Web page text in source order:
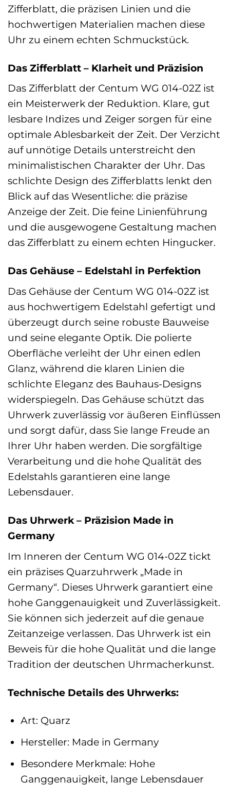
Zifferblatt, die präzisen Linien und die
hochwertigen Materialien machen diese
Uhr zu einem echten Schmuckstück.
Das Zifferblatt – Klarheit und Präzision
Das Zifferblatt der Centum WG 014-02Z ist
ein Meisterwerk der Reduktion. Klare, gut
lesbare Indizes und Zeiger sorgen für eine
optimale Ablesbarkeit der Zeit. Der Verzicht
auf unnötige Details unterstreicht den
minimalistischen Charakter der Uhr. Das
schlichte Design des Zifferblatts lenkt den
Blick auf das Wesentliche: die präzise
Anzeige der Zeit. Die feine Linienführung
und die ausgewogene Gestaltung machen
das Zifferblatt zu einem echten Hingucker.
Das Gehäuse – Edelstahl in Perfektion
Das Gehäuse der Centum WG 014-02Z ist
aus hochwertigem Edelstahl gefertigt und
überzeugt durch seine robuste Bauweise
und seine elegante Optik. Die polierte
Oberfläche verleiht der Uhr einen edlen
Glanz, während die klaren Linien die
schlichte Eleganz des Bauhaus-Designs
widerspiegeln. Das Gehäuse schützt das
Uhrwerk zuverlässig vor äußeren Einflüssen
und sorgt dafür, dass Sie lange Freude an
Ihrer Uhr haben werden. Die sorgfältige
Verarbeitung und die hohe Qualität des
Edelstahls garantieren eine lange
Lebensdauer.
Das Uhrwerk – Präzision Made in
Germany
Im Inneren der Centum WG 014-02Z tickt
ein präzises Quarzuhrwerk „Made in
Germany“. Dieses Uhrwerk garantiert eine
hohe Ganggenauigkeit und Zuverlässigkeit.
Sie können sich jederzeit auf die genaue
Zeitanzeige verlassen. Das Uhrwerk ist ein
Beweis für die hohe Qualität und die lange
Tradition der deutschen Uhrmacherkunst.
Technische Details des Uhrwerks:
Art: Quarz
Hersteller: Made in Germany
Besondere Merkmale: Hohe
Ganggenauigkeit, lange Lebensdauer